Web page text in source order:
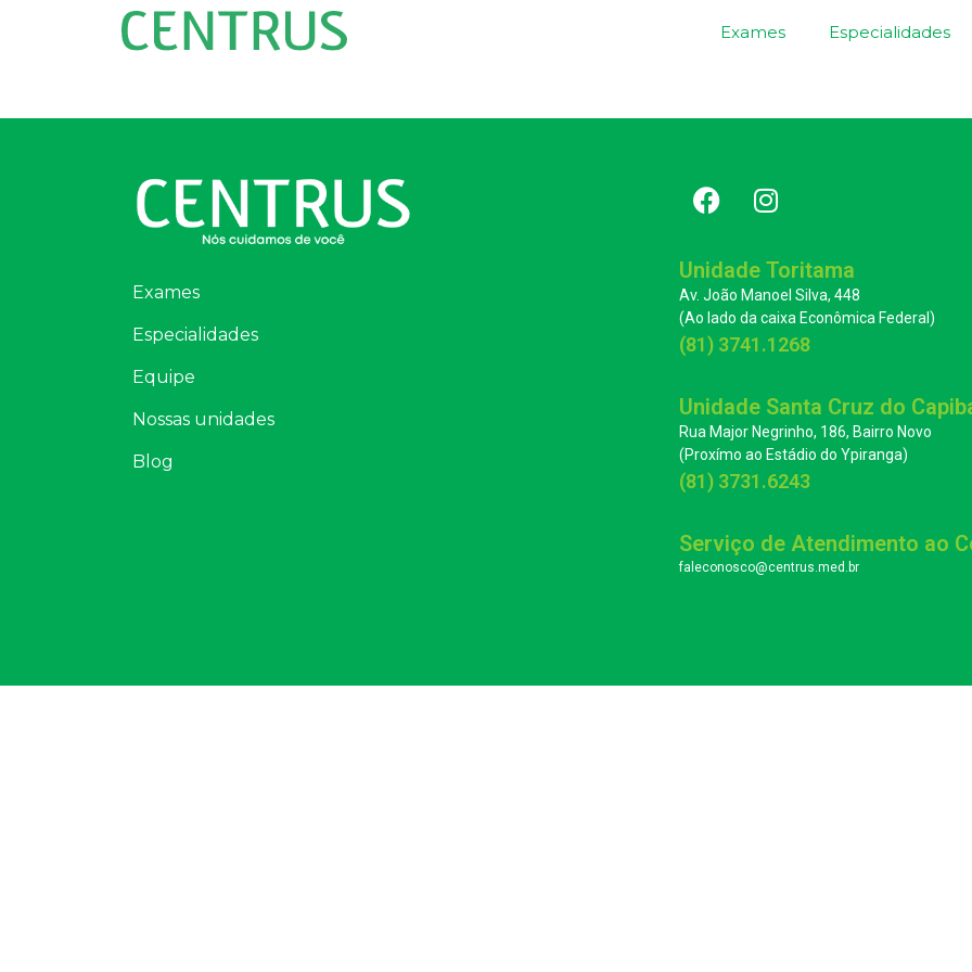
Exames Especialidades
Exames
Especialidades
Equipe
Nossas unidades
Blog
Unidade Toritama
Av. João Manoel Silva, 448
(Ao lado da caixa Econômica Federal)
(81) 3741.1268
Unidade Santa Cruz do
Rua Major Negrinho, 186, Bairro Novo
(Proxímo ao Estádio do Ypiranga)
(81) 3731.6243
Serviço de Atendimento ao
faleconosco@centrus.med.br